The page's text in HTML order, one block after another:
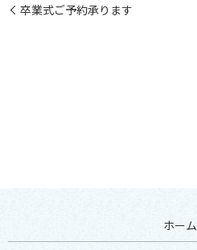
卒業式ご予約承ります
ホーム